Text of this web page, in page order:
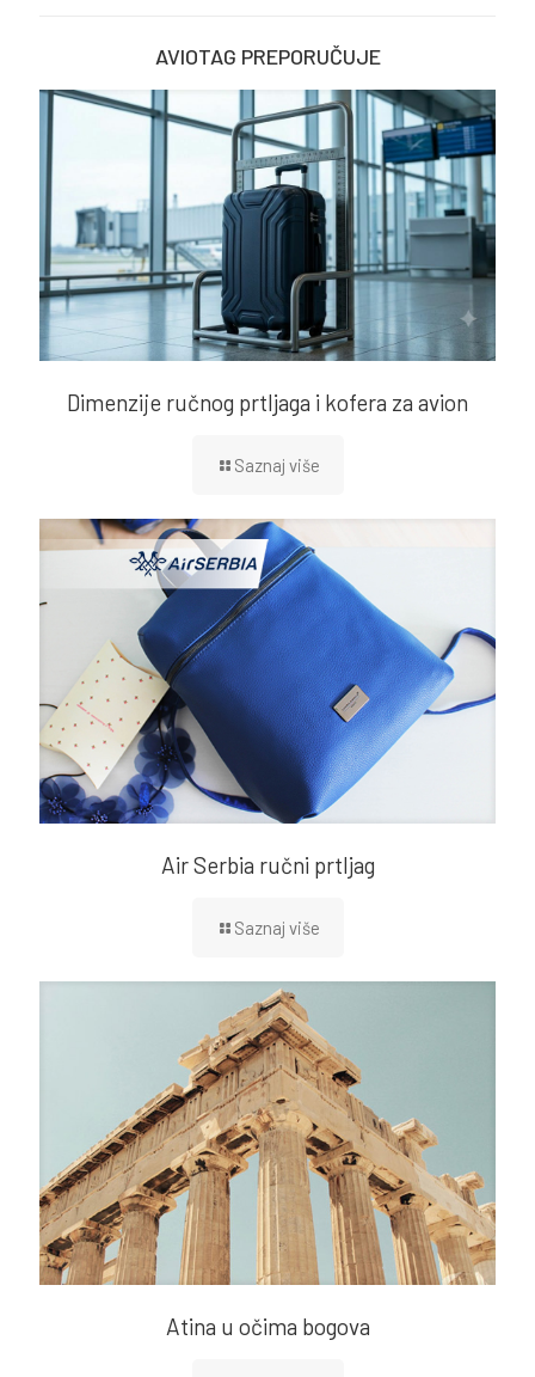
AVIOTAG PREPORUČUJE
Dimenzije ručnog prtljaga i kofera za avion
Saznaj više
Air Serbia ručni prtljag
Saznaj više
Atina u očima bogova